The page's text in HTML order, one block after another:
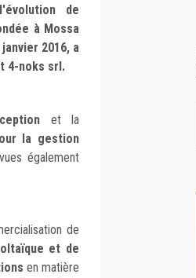
de
à Mossa
2016, a
4-noks srl.
et la
la gestion
également
de
et de
en matière